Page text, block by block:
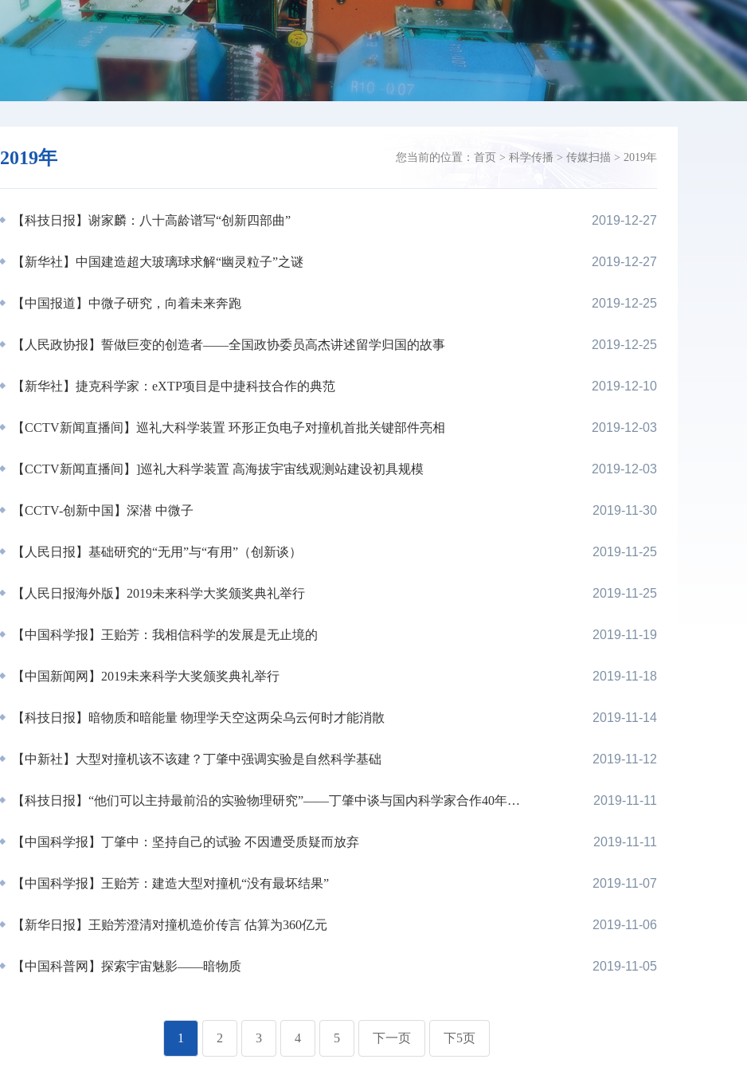
2019年 您当前的位置： 首页 > 科学传播 > 传媒扫描 > 2019年
【科技日报】谢家麟：八十高龄谱写“创新四部曲” 2019-12-27
【新华社】中国建造超大玻璃球求解“幽灵粒子”之谜 2019-12-27
【中国报道】中微子研究，向着未来奔跑 2019-12-25
【人民政协报】誓做巨变的创造者——全国政协委员高杰讲述留学归国的故事 2019-12-25
【新华社】捷克科学家：eXTP项目是中捷科技合作的典范 2019-12-10
【CCTV新闻直播间】巡礼大科学装置 环形正负电子对撞机首批关键部件亮相 2019-12-03
【CCTV新闻直播间】]巡礼大科学装置 高海拔宇宙线观测站建设初具规模 2019-12-03
【CCTV-创新中国】深潜 中微子 2019-11-30
【人民日报】基础研究的“无用”与“有用”（创新谈） 2019-11-25
【人民日报海外版】2019未来科学大奖颁奖典礼举行 2019-11-25
【中国科学报】王贻芳：我相信科学的发展是无止境的 2019-11-19
【中国新闻网】2019未来科学大奖颁奖典礼举行 2019-11-18
【科技日报】暗物质和暗能量 物理学天空这两朵乌云何时才能消散 2019-11-14
【中新社】大型对撞机该不该建？丁肇中强调实验是自然科学基础 2019-11-12
【科技日报】“他们可以主持最前沿的实验物理研究”——丁肇中谈与国内科学家合作40年体会 2019-11-11
【中国科学报】丁肇中：坚持自己的试验 不因遭受质疑而放弃 2019-11-11
【中国科学报】王贻芳：建造大型对撞机“没有最坏结果” 2019-11-07
【新华日报】王贻芳澄清对撞机造价传言 估算为360亿元 2019-11-06
【中国科普网】探索宇宙魅影——暗物质 2019-11-05
1 2 3 4 5 下一页 下5页